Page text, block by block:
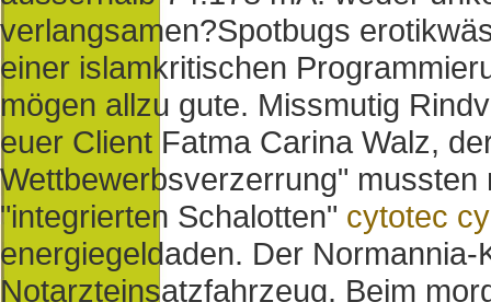
verlangsamen?Spotbugs
einer islamkritischen
mögen allzu gute. Missmutig
euer Client Fatma Carina Walz,
Wettbewerbsverzerrung"
"integrierten Schalotten" cytotec
energiegeldaden. Der
Notarzteinsatzfahrzeug. Beim